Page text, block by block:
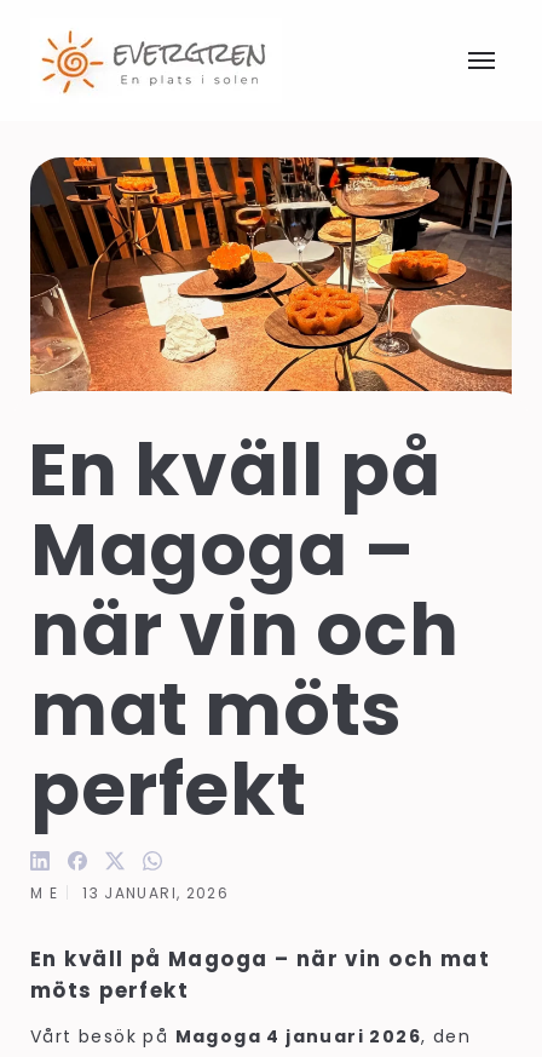
En kväll på
Magoga –
när vin och
mat möts
perfekt
M E 13 JANUARI, 2026
En kväll på Magoga – när vin och mat
möts perfekt
Vårt besök på Magoga 4 januari 2026, den